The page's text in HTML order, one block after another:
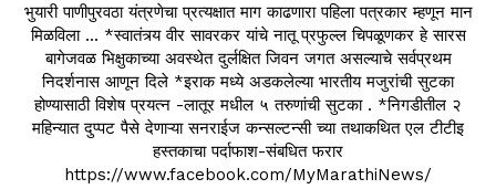
भुयारी पाणीपुरवठा यंत्रणेचा प्रत्यक्षात माग काढणारा पहिला पत्रकार म्हणून मान
मिळविला ... *स्वातंत्र्य वीर सावरकर यांचे नातू प्रफुल्ल चिपळूणकर हे सारस
बागेजवळ भिक्षुकाच्या अवस्थेत दुर्लक्षित जिवन जगत असल्याचे सर्वप्रथम
निदर्शनास आणून दिले *इराक मध्ये अडकलेल्या भारतीय मजुरांची सुटका
होण्यासाठी विशेष प्रयत्न -लातूर मधील ५ तरुणांची सुटका . *निगडीतील २
महिन्यात दुप्पट पैसे देणाऱ्या सनराईज कन्सल्टन्सी च्या तथाकथित एल टीटीइ
हस्तकाचा पर्दाफाश-संबधित फरार
https://www.facebook.com/MyMarathiNews/